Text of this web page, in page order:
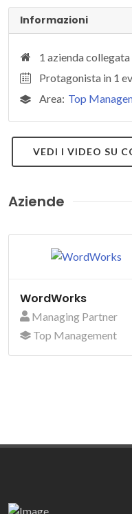
Informazioni
1 azienda collegata
Protagonista in 1
Area: Top
VEDI I VIDEO SU
Aziende
WordWorks
Managing Partner
Top Management